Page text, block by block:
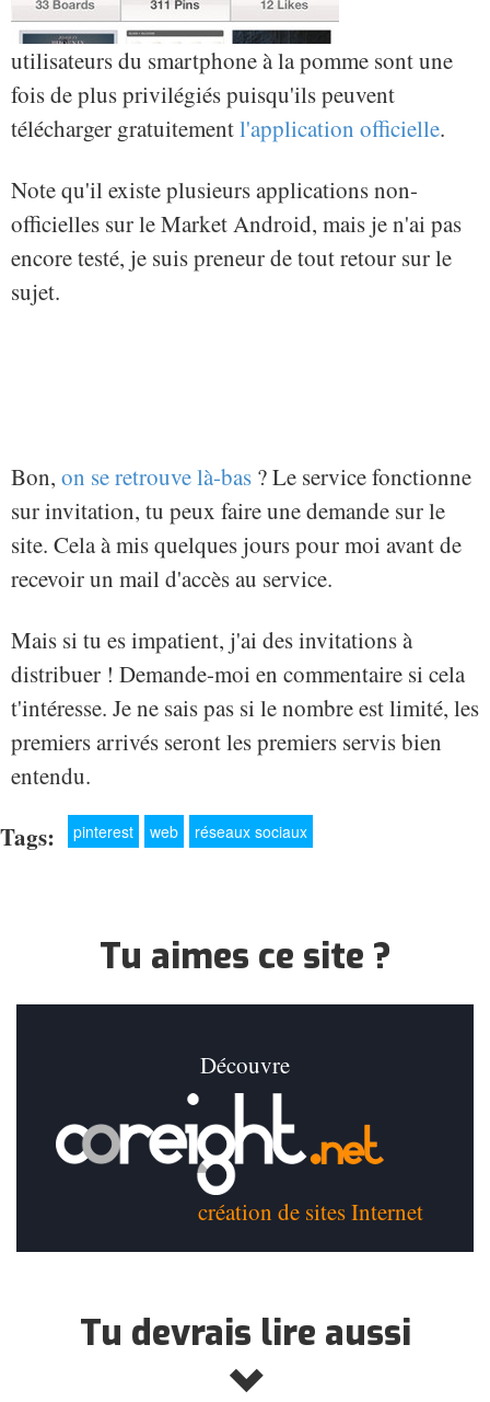
utilisateurs du smartphone à la pomme sont une
fois de plus privilégiés puisqu'ils peuvent
télécharger gratuitementl'application officielle.
Note qu'il existe plusieurs applications non-
officielles sur le Market Android, mais je n'ai pas
encore testé, je suis preneur de tout retour sur le
sujet.
Bon, on se retrouve là-bas ? Le service fonctionne
sur invitation, tu peux faire une demande sur le
site. Cela à mis quelques jours pour moi avant de
recevoir un mail d'accès au service.
Mais si tu es impatient, j'ai des invitations à
distribuer ! Demande-moi en commentaire si cela
t'intéresse. Je ne sais pas si le nombre est limité, les
premiers arrivés seront les premiers servis bien
entendu.
Tags: pinterest web réseaux sociaux
Tu aimes ce site ?
Découvre
création de sites Internet
Tu devrais lire aussi